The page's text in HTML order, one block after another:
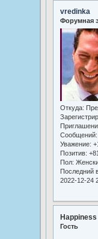
vredinka
Форумная
Откуда:
Сообщений:
Уважение:
Позитив:
Пол:
Последний
2022-12-24
Happiness
Гость